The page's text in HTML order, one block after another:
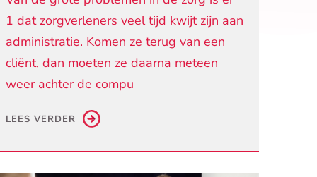
1 dat zorgverleners veel tijd kwijt zijn aan
administratie. Komen ze terug van een
cliënt, dan moeten ze daarna meteen
weer achter de compu
LEES VERDER